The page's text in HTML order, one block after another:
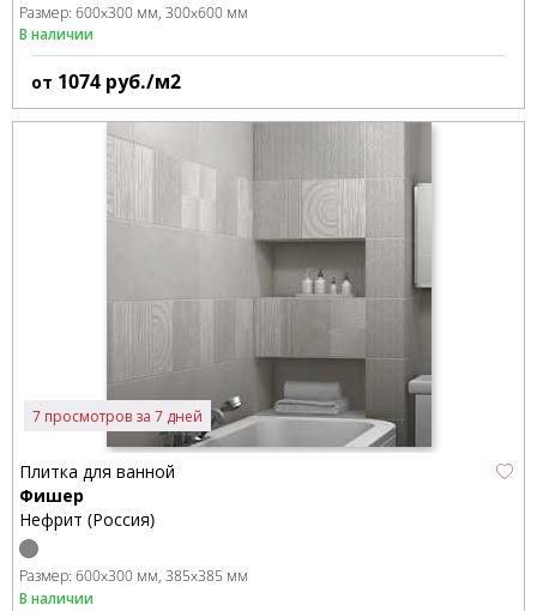
Размер: 600x300 мм 300x600 мм
В наличии
от 1074 руб./м2
7 просмотров за 7 дней
Плитка для ванной
Фишер
Нефрит (Россия)
Размер: 600x300 мм 385x385 мм
В наличии